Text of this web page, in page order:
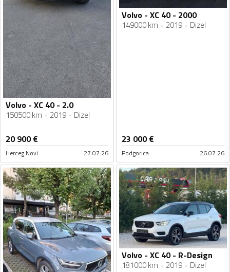
Volvo - XC 40 - 2.0
150500 km 2019 Dizel
20 900€
Herceg Novi 27.07.26
Volvo - XC 40 - 2000
149000 km 2019 Dizel
23 000€
Podgorica 26.07.26
Volvo - XC 40 - R-Design
181000 km 2019 Dizel